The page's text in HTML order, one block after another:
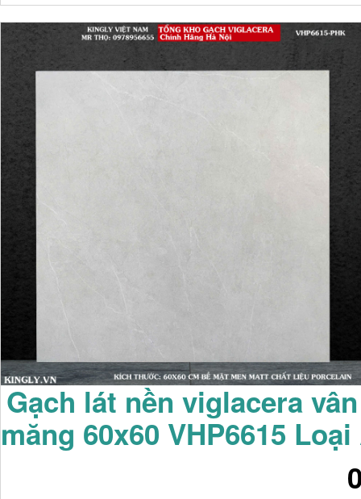
Gạch lát nền viglacera
măng 60x60 VHP6615 Loại